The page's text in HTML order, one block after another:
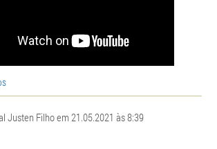
Justen Filho em 21.05.2021 às 8:39